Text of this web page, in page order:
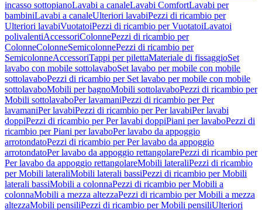
incasso sottopianoLavabi a canaleLavabi ComfortLavabi per
bambiniLavabi a canaleUlteriori lavabiPezzi di ricambio per
Ulteriori lavabiVuotatoiPezzi di ricambio per VuotatoiLavatoi
polivalentiAccessoriColonnePezzi di ricambio per
ColonneColonneSemicolonnePezzi di ricambio per
SemicolonneAccessoriTappi per pilettaMateriale di fissaggioSet
lavabo con mobile sottolavaboSet lavabo per mobile con mobile
sottolavaboPezzi di ricambio per Set lavabo per mobile con mobile
sottolavaboMobili per bagnoMobili sottolavaboPezzi di ricambio per
Mobili sottolavaboPer lavamaniPezzi di ricambio per Per
lavamaniPer lavabiPezzi di ricambio per Per lavabiPer lavabi
doppiPezzi di ricambio per Per lavabi doppiPiani per lavaboPezzi di
ricambio per Piani per lavaboPer lavabo da appoggio
arrotondatoPezzi di ricambio per Per lavabo da appoggio
arrotondatoPer lavabo da appoggio rettangolarePezzi di ricambio per
Per lavabo da appoggio rettangolareMobili lateraliPezzi di ricambio
per Mobili lateraliMobili laterali bassiPezzi di ricambio per Mobili
laterali bassiMobili a colonnaPezzi di ricambio per Mobili a
colonnaMobili a mezza altezzaPezzi di ricambio per Mobili a mezza
altezzaMobili pensiliPezzi di ricambio per Mobili pensiliUlteriori